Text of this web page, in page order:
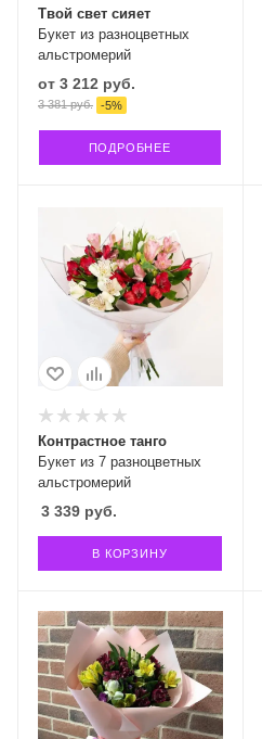
Букет из разноцветных
альстромерий
Твой свет сияет
от 3 212 руб.
3 381 руб. -5%
ПОДРОБНЕЕ
Букет из 7 разноцветных
альстромерий
Контрастное танго
3 339 руб.
В КОРЗИНУ